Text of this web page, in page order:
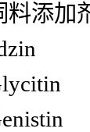
添加